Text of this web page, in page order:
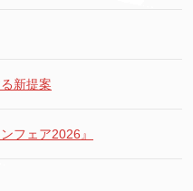
新提案
フェア2026』